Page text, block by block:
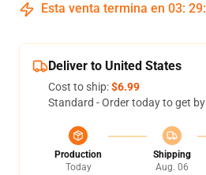
Esta venta termina en 03: 29:
Deliver to United States
Cost to ship:$6.99
Standard - Order today to get by
Production
Today
Shipping
Aug. 06